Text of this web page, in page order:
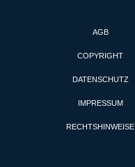
AGB
COPYRIGHT
DATENSCHUTZ
IMPRESSUM
RECHTSHINWEISE